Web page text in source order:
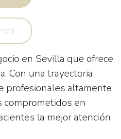
en Sevilla que ofrece
Con una trayectoria
profesionales altamente
comprometidos en
la mejor atención